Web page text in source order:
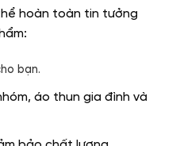
hoàn toàn tin tưởng
bạn.
áo thun gia đình và